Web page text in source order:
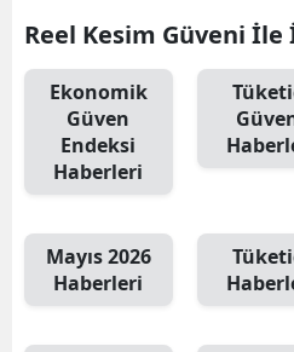
Reel Kesim Güveni
Ekonomik
Güven
Endeksi
Haberleri
Mayıs 2026
Haberleri